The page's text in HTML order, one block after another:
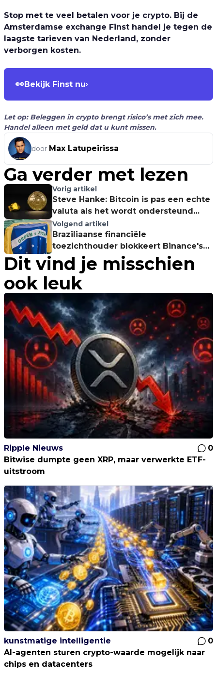
Stop met te veel betalen voor je crypto. Bij de
Amsterdamse exchange Finst handel je tegen de
laagste tarieven van Nederland, zonder
verborgen kosten.
👀Bekijk Finst nu›
Let op: Beleggen in crypto brengt risico’s met zich mee.
Handel alleen met geld dat u kunt missen.
door Max Latupeirissa
Ga verder met lezen
Vorig artikel
Steve Hanke: Bitcoin is pas een echte
valuta als het wordt ondersteund
door goud
Volgend artikel
Braziliaanse financiële
toezichthouder blokkeert Binance's
crypto-derivaten
Dit vind je misschien
ook leuk
Ripple Nieuws
0
Bitwise dumpte geen XRP, maar verwerkte ETF-
uitstroom
kunstmatige intelligentie
0
AI-agenten sturen crypto-waarde mogelijk naar
chips en datacenters